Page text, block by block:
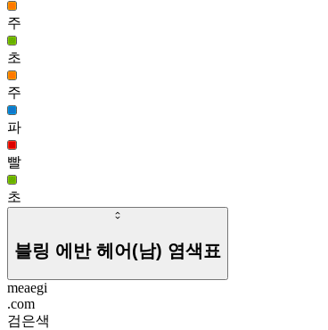
더듬이 헤어(여)
1,334
주
초
주
파
빨
초
블링 에반 헤어(남) 염색표
meaegi
.com
검은색